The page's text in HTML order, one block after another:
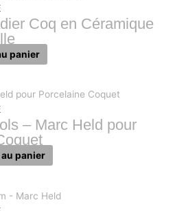
Coq en Céramique
panier
– Marc Held pour
panier